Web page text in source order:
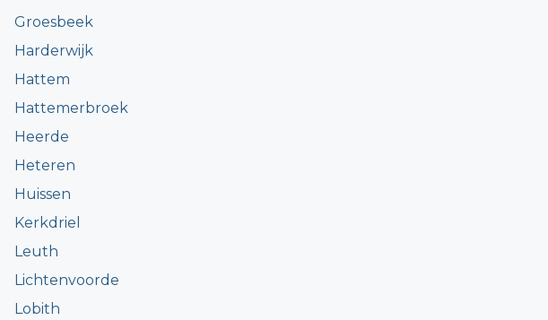
Groesbeek
Harderwijk
Hattem
Hattemerbroek
Heerde
Heteren
Huissen
Kerkdriel
Leuth
Lichtenvoorde
Lobith